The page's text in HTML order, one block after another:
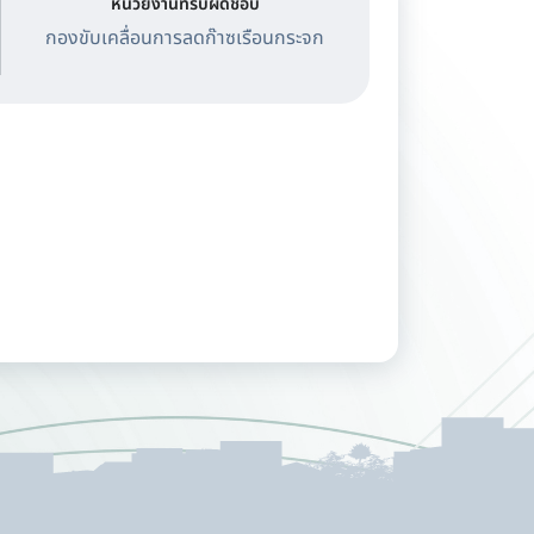
กองขับเคลื่อนการลดก๊าซเรือนกระจก